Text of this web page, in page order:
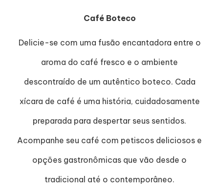
Café Boteco
Delicie-se com uma fusão encantadora entre o
aroma do café fresco e o ambiente
descontraído de um autêntico boteco. Cada
xícara de café é uma história, cuidadosamente
preparada para despertar seus sentidos.
Acompanhe seu café com petiscos deliciosos e
opções gastronômicas que vão desde o
tradicional até o contemporâneo.